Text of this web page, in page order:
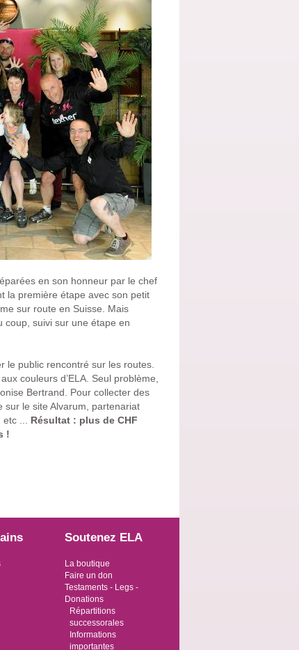
en son honneur par le chef
la première étape avec son petit
sur route en Suisse. Mais
coup, suivi sur une étape en
le public rencontré sur les routes.
couleurs d’ELA. Seul problème,
Bertrand. Pour collecter des
sur le site Alvarum, partenariat
... Résultat : plus de CHF
!
Soutenez ELA
La boutique
Faire un don
Testaments - Legs -
Donations
Répartitions
successorales
Informations
importantes